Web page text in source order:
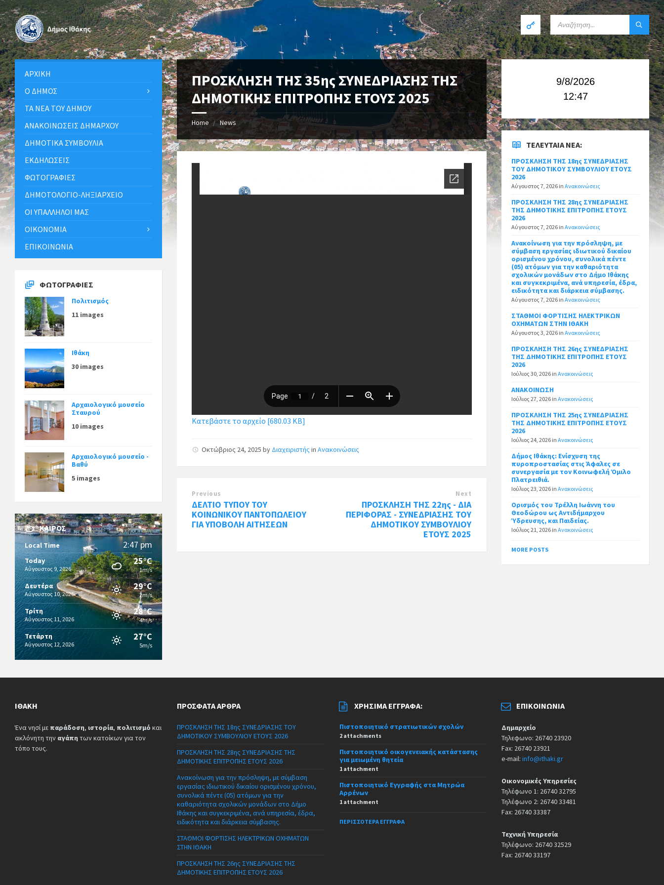
ΠΡΟΣΚΛΗΣΗ ΤΗΣ 35ης ΣΥΝΕΔΡΙΑΣΗΣ ΤΗΣ
ΔΗΜΟΤΙΚΗΣ ΕΠΙΤΡΟΠΗΣ ΕΤΟΥΣ 2025
Home News
Κατεβάστε το αρχείο [680.03 KB]
Οκτώβριος 24, 2025by Διαχειριστής inΑνακοινώσεις
Previous
ΔΕΛΤΙΟ ΤΥΠΟΥ ΤΟΥ
ΚΟΙΝΩΝΙΚΟΥ ΠΑΝΤΟΠΩΛΕΙΟΥ
ΓΙΑ ΥΠΟΒΟΛΗ ΑΙΤΗΣΕΩΝ
Next
ΠΡΟΣΚΛΗΣΗ ΤΗΣ 22ης - ΔΙΑ
ΠΕΡΙΦΟΡΑΣ - ΣΥΝΕΔΡΙΑΣΗΣ ΤΟΥ
ΔΗΜΟΤΙΚΟΥ ΣΥΜΒΟΥΛΙΟΥ
ΕΤΟΥΣ 2025
ΑΡΧΙΚΉ
Ο ΔΉΜΟΣ
ΤΑ ΝΈΑ ΤΟΥ ΔΉΜΟΥ
ΑΝΑΚΟΙΝΩΣΕΙΣ ΔΗΜΑΡΧΟΥ
ΔΗΜΟΤΙΚΆ ΣΥΜΒΟΎΛΙΑ
ΕΚΔΗΛΏΣΕΙΣ
ΦΩΤΟΓΡΑΦΊΕΣ
ΔΗΜΟΤΟΛΌΓΙΟ-ΛΗΞΙΑΡΧΕΊΟ
ΟΙ ΥΠΆΛΛΗΛΟΙ ΜΑΣ
ΟΙΚΟΝΟΜΊΑ
ΕΠΙΚΟΙΝΩΝΊΑ
ΦΩΤΟΓΡΑΦΊΕΣ
Πολιτισμός
11 images
Ιθάκη
30 images
Αρχαιολογικό μουσείο
Σταυρού
10 images
Αρχαιολογικό μουσείο -
Βαθύ
5 images
ΚΑΙΡΌΣ
Local Time 2:47 pm
Today
Αύγουστος 9, 2026
25°C
1m/s
Δευτέρα
Αύγουστος 10, 2026
29°C
2m/s
Τρίτη
Αύγουστος 11, 2026
28°C
4m/s
Τετάρτη
Αύγουστος 12, 2026
27°C
5m/s
9/8/2026
12:47
ΤΕΛΕΥΤΑΊΑ ΝΈΑ:
ΠΡΟΣΚΛΗΣΗ ΤΗΣ 18ης ΣΥΝΕΔΡΙΑΣΗΣ
ΤΟΥ ΔΗΜΟΤΙΚΟΥ ΣΥΜΒΟΥΛΙΟΥ ΕΤΟΥΣ
2026
Αύγουστος 7, 2026 inΑνακοινώσεις
ΠΡΟΣΚΛΗΣΗ ΤΗΣ 28ης ΣΥΝΕΔΡΙΑΣΗΣ
ΤΗΣ ΔΗΜΟΤΙΚΗΣ ΕΠΙΤΡΟΠΗΣ ΕΤΟΥΣ
2026
Αύγουστος 7, 2026 inΑνακοινώσεις
Ανακοίνωση για την πρόσληψη, με
σύμβαση εργασίας ιδιωτικού δικαίου
ορισμένου χρόνου, συνολικά πέντε
(05) ατόμων για την καθαριότητα
σχολικών μονάδων στο Δήμο Ιθάκης
και συγκεκριμένα, ανά υπηρεσία, έδρα,
ειδικότητα και διάρκεια σύμβασης.
Αύγουστος 7, 2026 inΑνακοινώσεις
ΣΤΑΘΜΟΙ ΦΟΡΤΙΣΗΣ ΗΛΕΚΤΡΙΚΩΝ
ΟΧΗΜΑΤΩΝ ΣΤΗΝ ΙΘΑΚΗ
Αύγουστος 3, 2026 inΑνακοινώσεις
ΠΡΟΣΚΛΗΣΗ ΤΗΣ 26ης ΣΥΝΕΔΡΙΑΣΗΣ
ΤΗΣ ΔΗΜΟΤΙΚΗΣ ΕΠΙΤΡΟΠΗΣ ΕΤΟΥΣ
2026
Ιούλιος 30, 2026 inΑνακοινώσεις
ΑΝΑΚΟΙΝΩΣΗ
Ιούλιος 27, 2026 inΑνακοινώσεις
ΠΡΟΣΚΛΗΣΗ ΤΗΣ 25ης ΣΥΝΕΔΡΙΑΣΗΣ
ΤΗΣ ΔΗΜΟΤΙΚΗΣ ΕΠΙΤΡΟΠΗΣ ΕΤΟΥΣ
2026
Ιούλιος 24, 2026 inΑνακοινώσεις
Δήμος Ιθάκης: Ενίσχυση της
πυροπροστασίας στις Άφαλες σε
συνεργασία με τον Κοινωφελή Όμιλο
Πλατρειθιά.
Ιούλιος 23, 2026 inΑνακοινώσεις
Ορισμός του Τρέλλη Ιωάννη του
Θεοδώρου ως Αντιδήμαρχου
Ύδρευσης, και Παιδείας.
Ιούλιος 21, 2026 inΑνακοινώσεις
MORE POSTS
ΙΘΆΚΗ
Ένα νησί με παράδοση, ιστορία, πολιτισμό και
ακλόνητη την αγάπη των κατοίκων για τον
τόπο τους.
ΠΡΌΣΦΑΤΑ ΆΡΘΡΑ
ΠΡΟΣΚΛΗΣΗ ΤΗΣ 18ης ΣΥΝΕΔΡΙΑΣΗΣ ΤΟΥ
ΔΗΜΟΤΙΚΟΥ ΣΥΜΒΟΥΛΙΟΥ ΕΤΟΥΣ 2026
ΠΡΟΣΚΛΗΣΗ ΤΗΣ 28ης ΣΥΝΕΔΡΙΑΣΗΣ ΤΗΣ
ΔΗΜΟΤΙΚΗΣ ΕΠΙΤΡΟΠΗΣ ΕΤΟΥΣ 2026
Ανακοίνωση για την πρόσληψη, με σύμβαση
εργασίας ιδιωτικού δικαίου ορισμένου χρόνου,
συνολικά πέντε (05) ατόμων για την
καθαριότητα σχολικών μονάδων στο Δήμο
Ιθάκης και συγκεκριμένα, ανά υπηρεσία, έδρα,
ειδικότητα και διάρκεια σύμβασης.
ΣΤΑΘΜΟΙ ΦΟΡΤΙΣΗΣ ΗΛΕΚΤΡΙΚΩΝ ΟΧΗΜΑΤΩΝ
ΣΤΗΝ ΙΘΑΚΗ
ΠΡΟΣΚΛΗΣΗ ΤΗΣ 26ης ΣΥΝΕΔΡΙΑΣΗΣ ΤΗΣ
ΔΗΜΟΤΙΚΗΣ ΕΠΙΤΡΟΠΗΣ ΕΤΟΥΣ 2026
ΧΡΉΣΙΜΑ ΈΓΓΡΑΦΑ:
Πιστοποιητικό στρατιωτικών σχολών
2 attachments
Πιστοποιητικό οικογενειακής κατάστασης
για μειωμένη θητεία
1 attachment
Πιστοποιητικό Εγγραφής στα Μητρώα
Αρρένων
1 attachment
ΠΕΡΙΣΣΌΤΕΡΑ ΈΓΓΡΑΦΑ
ΕΠΙΚΟΙΝΩΝΊΑ
Δημαρχείο
Τηλεφωνο: 26740 23920
Fax: 26740 23921
e-mail:info@ithaki.gr
Οικονομικές Υπηρεσίες
Τηλέφωνο 1: 26740 32795
Τηλέφωνο 2: 26740 33481
Fax: 26740 33387
Τεχνική Υπηρεσία
Τηλέφωνο: 26740 32529
Fax: 26740 33197